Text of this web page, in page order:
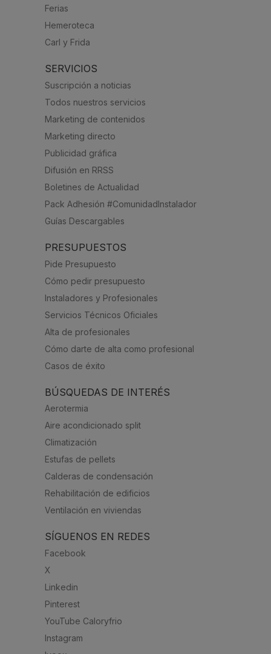
Ferias
Hemeroteca
Carl y Frida
SERVICIOS
Suscripción a noticias
Todos nuestros servicios
Marketing de contenidos
Marketing directo
Publicidad gráfica
Difusión en RRSS
Boletines de Actualidad
Pack Adhesión #ComunidadInstalador
Guías Descargables
PRESUPUESTOS
Pide Presupuesto
Cómo pedir presupuesto
Instaladores y Profesionales
Servicios Técnicos Oficiales
Alta de profesionales
Cómo darte de alta como profesional
Casos de éxito
BÚSQUEDAS DE INTERÉS
Aerotermia
Aire acondicionado split
Climatización
Estufas de pellets
Calderas de condensación
Rehabilitación de edificios
Ventilación en viviendas
SÍGUENOS EN REDES
Facebook
X
Linkedin
Pinterest
YouTube Caloryfrio
Instagram